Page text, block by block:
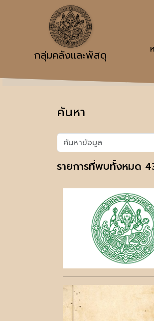
กลุ่มคลังและพัสดุ
ค้นหา
รายการที่พบทั้งหมด